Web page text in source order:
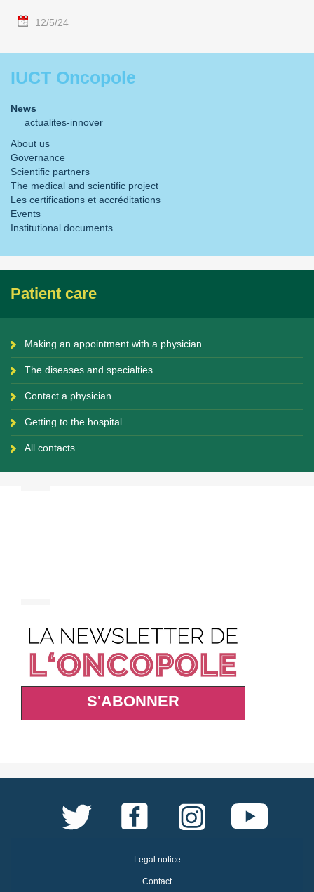
12/5/24
IUCT Oncopole
News
actualites-innover
About us
Governance
Scientific partners
The medical and scientific project
Les certifications et accréditations
Events
Institutional documents
Patient care
Making an appointment with a physician
The diseases and specialties
Contact a physician
Getting to the hospital
All contacts
S'ABONNER
Legal notice
Contact